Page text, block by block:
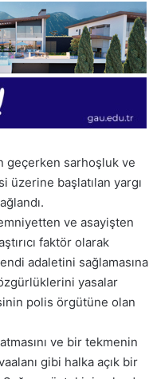
geçerken sarhoşluk ve
üzerine başlatılan yargı
ve asayişten
faktör olarak
adaletini sağlamasına
yasalar
polis örgütüne olan
ve bir tekmenin
gibi halka açık bir